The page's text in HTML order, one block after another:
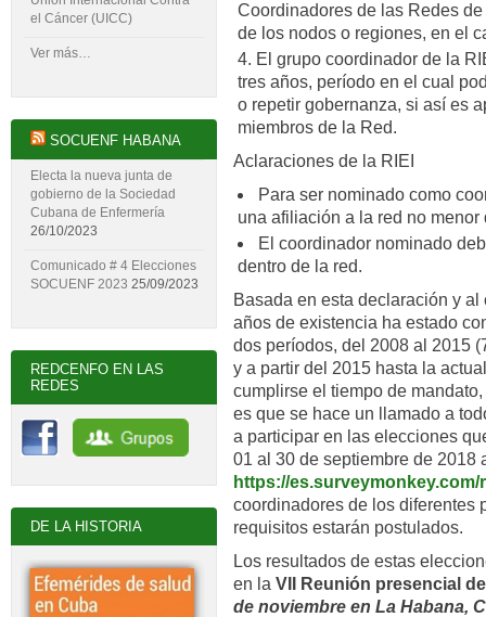
Coordinadores de las Redes
de los nodos o regiones, en el
El grupo coordinador de la
tres años, período en el cual
o repetir gobernanza, si así es
miembros de la Red.
Aclaraciones de la RIEI
Para ser nominado como
una afiliación a la red no menor
El coordinador nominado
dentro de la red.
Basada en esta declaración y
años de existencia ha estado
dos períodos, del 2008 al 2015
y a partir del 2015 hasta la
cumplirse el tiempo de
es que se hace un llamado a
a participar en las elecciones
01 al 30 de septiembre de 2018
https://es.surveymonkey.com/
coordinadores de los diferentes
requisitos estarán postulados.
Los resultados de estas
en la VII Reunión presencial
de noviembre en La Habana,
el Cáncer (UICC)
Ver más…
SOCUENF HABANA
Electa la nueva junta de
gobierno de la Sociedad
Cubana de Enfermería
26/10/2023
Comunicado # 4 Elecciones
SOCUENF 2023 25/09/2023
REDCENFO EN LAS
REDES
DE LA HISTORIA